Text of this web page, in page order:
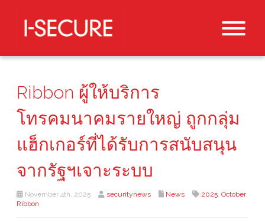
Ribbon ผู้ให้บริการ
โทรคมนาคมรายใหญ่ ถูกกลุ่ม
แฮ็กเกอร์ที่ได้รับการสนับสนุน
จากรัฐฯเจาะระบบ
November 4th, 2025 securitynews News 2025, October,
Ribbon